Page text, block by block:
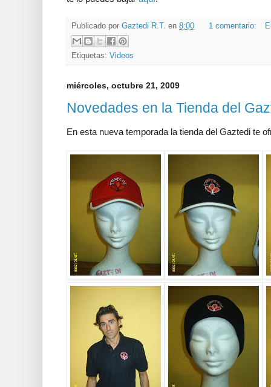
Publicado por Gaztedi R.T. en 8:00 1 comentario:
Etiquetas: Videos
miércoles, octubre 21, 2009
Novedades en la Tienda del
En esta nueva temporada la tienda del Gaztedi te